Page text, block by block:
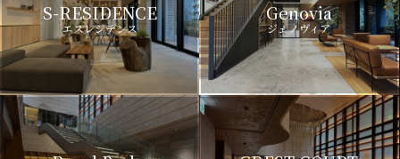
S-RESIDENCE
エスレジデンス
Genovia
ジェノヴィア